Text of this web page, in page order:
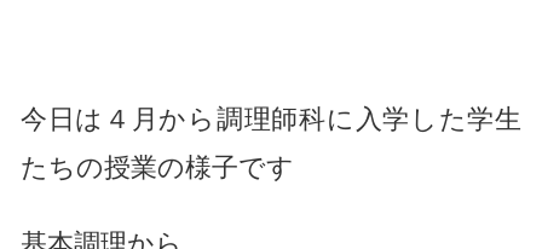
今日は４月から調理師科に入学した学生
たちの授業の様子です